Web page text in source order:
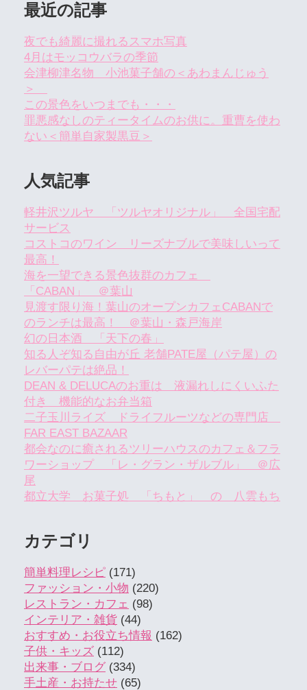
最近の記事
夜でも綺麗に撮れるスマホ写真
4月はモッコウバラの季節
会津柳津名物 小池菓子舗の＜あわまんじゅう
＞
この景色をいつまでも・・・
罪悪感なしのティータイムのお供に。重曹を使わ
ない＜簡単自家製黒豆＞
人気記事
軽井沢ツルヤ 「ツルヤオリジナル」 全国宅配
サービス
コストコのワイン リーズナブルで美味しいって
最高！
海を一望できる景色抜群のカフェ
「CABAN」 ＠葉山
見渡す限り海！葉山のオープンカフェCABANで
のランチは最高！ ＠葉山・森戸海岸
幻の日本酒 「天下の春」
知る人ぞ知る自由が丘 老舗PATE屋（パテ屋）の
レバーパテは絶品！
DEAN & DELUCAのお重は 液漏れしにくいふた
付き 機能的なお弁当箱
二子玉川ライズ ドライフルーツなどの専門店
FAR EAST BAZAAR
都会なのに癒されるツリーハウスのカフェ＆フラ
ワーショップ 「レ・グラン・ザルブル」 ＠広
尾
都立大学 お菓子処 「ちもと」 の 八雲もち
カテゴリ
簡単料理レシピ (171)
ファッション・小物 (220)
レストラン・カフェ (98)
インテリア・雑貨 (44)
おすすめ・お役立ち情報 (162)
子供・キッズ (112)
出来事・ブログ (334)
手土産・お持たせ (65)